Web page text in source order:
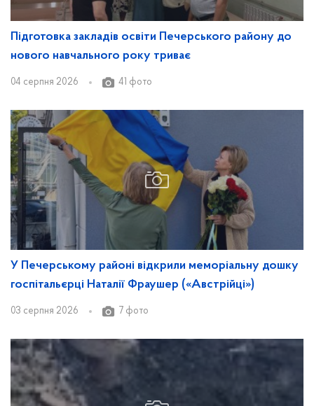
Підготовка закладів освіти Печерського району до
нового навчального року триває
04 серпня 2026 41 фото
У Печерському районі відкрили меморіальну дошку
госпітальєрці Наталії Фраушер («Австрійці»)
03 серпня 2026 7 фото